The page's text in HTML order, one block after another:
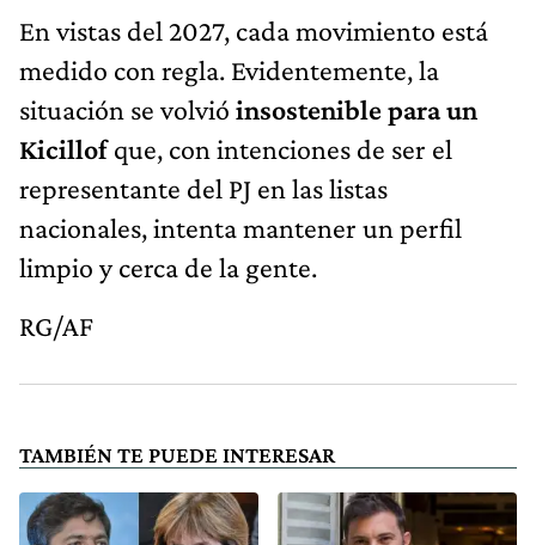
En vistas del 2027, cada movimiento está
medido con regla. Evidentemente, la
situación se volvió insostenible para un
Kicillofque, con intenciones de ser el
representante del PJ en las listas
nacionales, intenta mantener un perfil
limpio y cerca de la gente.
RG/AF
TAMBIÉN TE PUEDE INTERESAR